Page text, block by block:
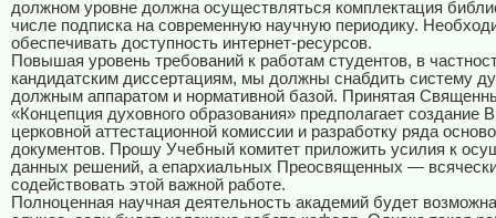
должном уровне должна осуществляться комплектация
числе подписка на современную научную периодику.
обеспечивать доступность интернет-ресурсов.
Повышая уровень требований к работам студентов, в
кандидатским диссертациям, мы должны снабдить систему
должным аппаратом и нормативной базой. Принятая
«Концепция духовного образования» предполагает создание
церковной аттестационной комиссии и разработку ряда
документов. Прошу Учебный комитет приложить усилия к
данных решений, а епархиальных Преосвященных —
содействовать этой важной работе.
Полноценная научная деятельность академий будет